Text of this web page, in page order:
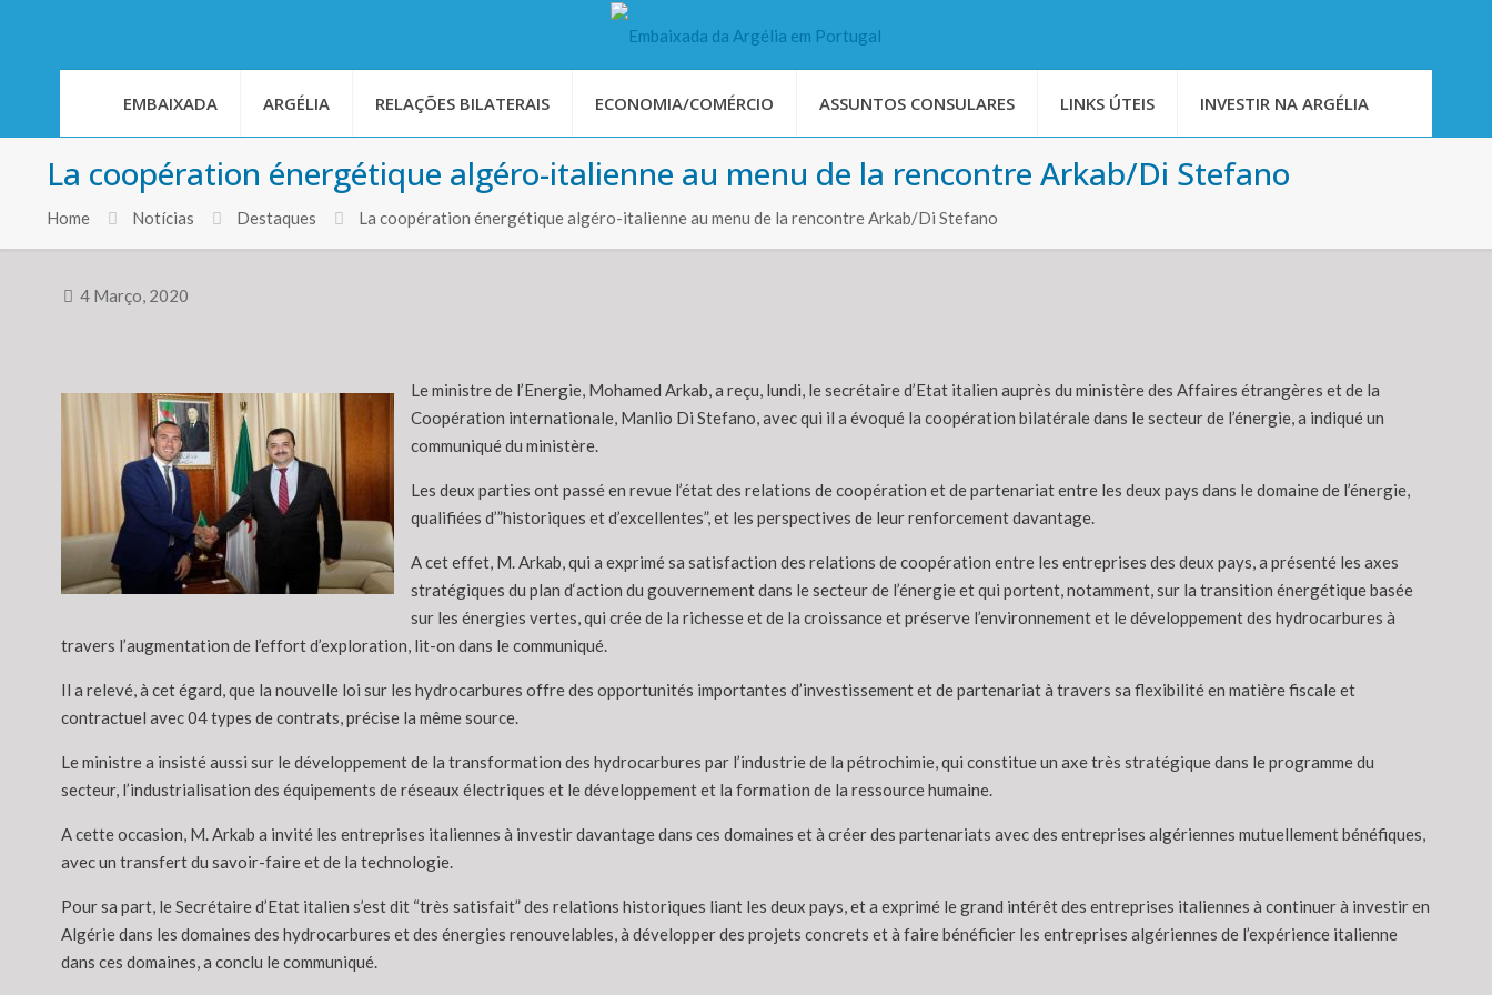
EMBAIXADA ARGÉLIA RELAÇÕES BILATERAIS ECONOMIA/COMÉRCIO ASSUNTOS CONSULARES LINKS ÚTEIS INVESTIR NA ARGÉLIA
La coopération énergétique algéro-italienne au menu de la rencontre Arkab/Di Stefano
Home Notícias Destaques La coopération énergétique algéro-italienne au menu de la rencontre Arkab/Di Stefano
4 Março, 2020
Le ministre de l’Energie, Mohamed Arkab, a reçu, lundi, le secrétaire d’Etat italien auprès du ministère des Affaires étrangères et de la
Coopération internationale, Manlio Di Stefano, avec qui il a évoqué la coopération bilatérale dans le secteur de l’énergie, a indiqué un
communiqué du ministère.
Les deux parties ont passé en revue l’état des relations de coopération et de partenariat entre les deux pays dans le domaine de l’énergie,
qualifiées d’”historiques et d’excellentes”, et les perspectives de leur renforcement davantage.
A cet effet, M. Arkab, qui a exprimé sa satisfaction des relations de coopération entre les entreprises des deux pays, a présenté les axes
stratégiques du plan d‘action du gouvernement dans le secteur de l’énergie et qui portent, notamment, sur la transition énergétique basée
sur les énergies vertes, qui crée de la richesse et de la croissance et préserve l’environnement et le développement des hydrocarbures à
travers l’augmentation de l’effort d’exploration, lit-on dans le communiqué.
Il a relevé, à cet égard, que la nouvelle loi sur les hydrocarbures offre des opportunités importantes d’investissement et de partenariat à travers sa flexibilité en matière fiscale et
contractuel avec 04 types de contrats, précise la même source.
Le ministre a insisté aussi sur le développement de la transformation des hydrocarbures par l’industrie de la pétrochimie, qui constitue un axe très stratégique dans le programme du
secteur, l’industrialisation des équipements de réseaux électriques et le développement et la formation de la ressource humaine.
A cette occasion, M. Arkab a invité les entreprises italiennes à investir davantage dans ces domaines et à créer des partenariats avec des entreprises algériennes mutuellement bénéfiques,
avec un transfert du savoir-faire et de la technologie.
Pour sa part, le Secrétaire d’Etat italien s’est dit “très satisfait” des relations historiques liant les deux pays, et a exprimé le grand intérêt des entreprises italiennes à continuer à investir en
Algérie dans les domaines des hydrocarbures et des énergies renouvelables, à développer des projets concrets et à faire bénéficier les entreprises algériennes de l’expérience italienne
dans ces domaines, a conclu le communiqué.